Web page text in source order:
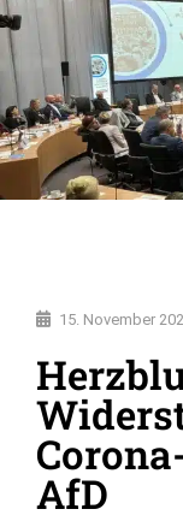
15. November
AfD